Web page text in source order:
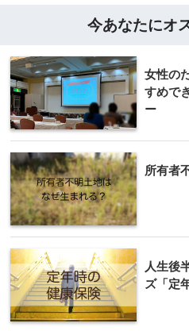
今あなたにオ
女性の
すめで
ー
所有者
人生後
ズ「定